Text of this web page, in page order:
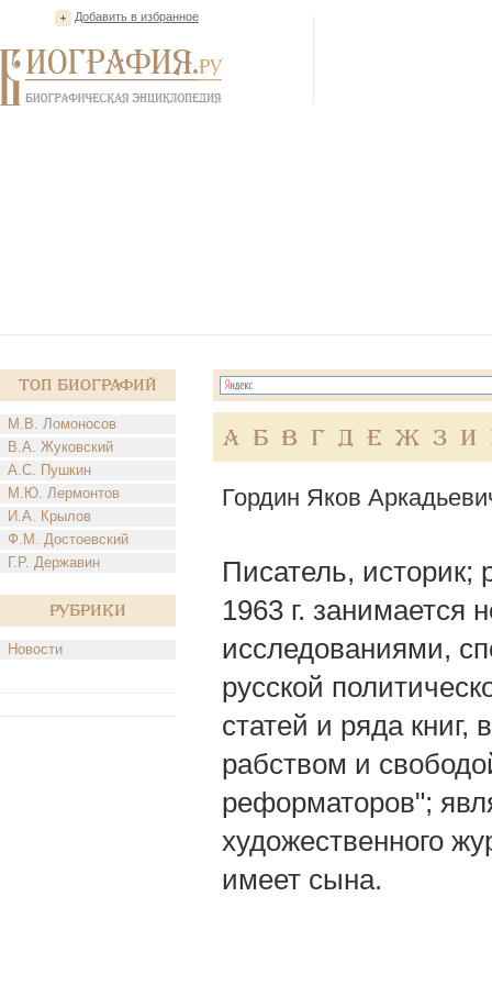
Добавить в избранное
Топ Биографий
М.В. Ломоносов
В.А. Жуковский
А.С. Пушкин
М.Ю. Лермонтов
И.А. Крылов
Ф.М. Достоевский
Г.Р. Державин
Рубрики
Новости
А Б В Г Д Е Ж З И
Гордин Яков
Писатель, историк;
1963 г. занимается
исследованиями,
русской
статей и ряда
рабством и
реформаторов";
художественного
имеет сына.